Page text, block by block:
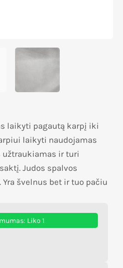
laikyti pagautą karpį iki
laikyti naudojamas
užtraukiamas ir turi
Judos spalvos
švelnus bet ir tuo pačiu
Liko 1